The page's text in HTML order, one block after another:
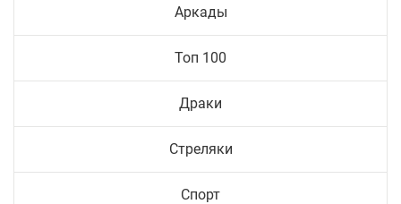
Аркады
Топ 100
Драки
Стреляки
Спорт